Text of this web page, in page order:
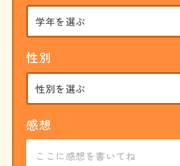
性別
感想